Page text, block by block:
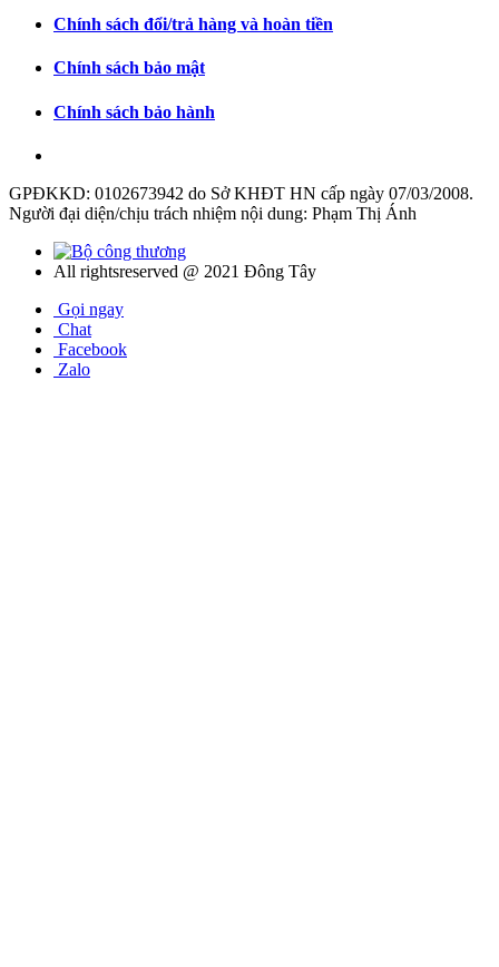
Chính sách đổi/trả hàng và hoàn tiền
Chính sách bảo mật
Chính sách bảo hành
GPĐKKD: 0102673942 do Sở KHĐT HN cấp ngày 07/03/2008.
Người đại diện/chịu trách nhiệm nội dung: Phạm Thị Ánh
All rightsreserved @ 2021 Đông Tây
Gọi ngay
Chat
Facebook
Zalo